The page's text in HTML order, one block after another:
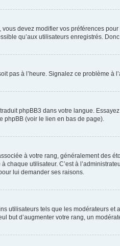
devez modifier vos préférences
qu’aux utilisateurs enregistrés.
pas à l’heure. Signalez ce problème à
phpBB3 dans votre langue.
phpBB (voir le lien en bas de page).
à votre rang, généralement des
utilisateur. C’est à
lui demander ses raisons.
tels que les modérateurs
but d’augmenter votre rang, un